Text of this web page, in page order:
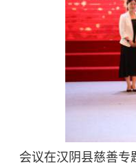
会议在汉阴县慈善专